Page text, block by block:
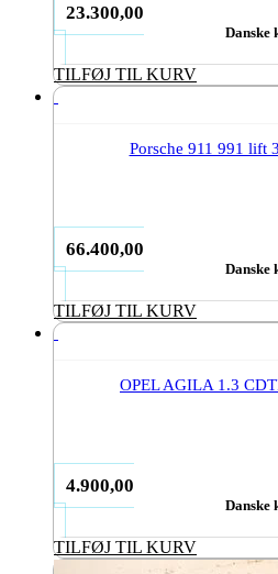
23.300,00
Danske
TILFØJ TIL KURV
Porsche 911 991 lift
66.400,00
Danske
TILFØJ TIL KURV
OPEL AGILA 1.3
4.900,00
Danske
TILFØJ TIL KURV